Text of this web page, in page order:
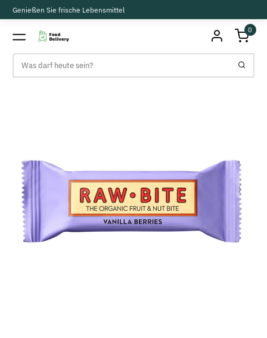
Genießen Sie frische Lebensmittel
0